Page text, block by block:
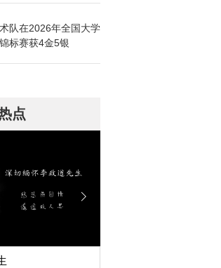
队在2026年全国大学
标赛获4金5银
点
正确政绩观学习教